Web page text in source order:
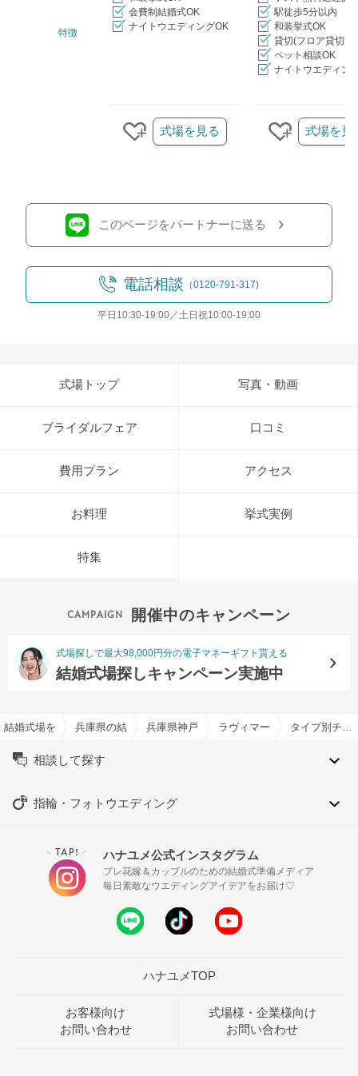
特徴
会費制結婚式OK
ナイトウエディングOK
駅徒歩5分以内
和装挙式OK
貸切(フロア貸切含
ペット相談OK
ナイトウエディン
クリップする
式場を見る
クリップす
式場を見
このページをパートナーに送る
電話相談 （0120-791-317)
平日10:30-19:00／土日祝10:00-19:00
式場トップ 写真・動画
ブライダルフェア 口コミ
費用プラン アクセス
お料理 挙式実例
特集
開催中のキャンペーン
式場探しで最大98,000円分の電子マネーギフト貰える
結婚式場探しキャンペーン実施中
結婚式場を探すならハナユメ
兵庫県の結婚式場一覧兵庫県神戸市の結婚式場一覧ラヴィマーナ神戸 で結婚式
相談して探す
指輪・フォトウエディング
＼ TAP! ／ ハナユメ公式インスタグラム
プレ花嫁＆カップルのための結婚式準備メディア
毎日素敵なウエディングアイデアをお届け♡
ハナユメTOP
お客様向け
お問い合わせ
式場様・企業様向け
お問い合わせ